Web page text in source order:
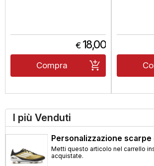
€ 18,00
Compra
I più Venduti
Personalizzazione scarpe
Metti questo articolo nel carrello
acquistate.